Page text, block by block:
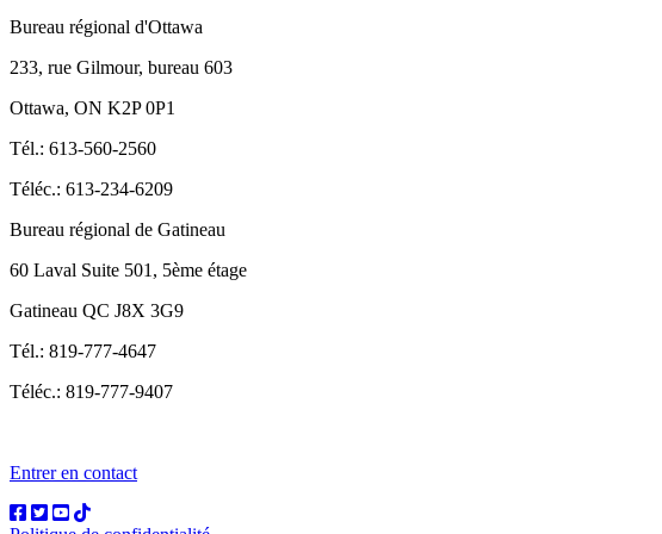
Bureau régional d'Ottawa
233, rue Gilmour, bureau 603
Ottawa, ON K2P 0P1
Tél.: 613-560-2560
Téléc.: 613-234-6209
Bureau régional de Gatineau
60 Laval Suite 501, 5ème étage
Gatineau QC J8X 3G9
Tél.: 819-777-4647
Téléc.: 819-777-9407
Entrer en contact